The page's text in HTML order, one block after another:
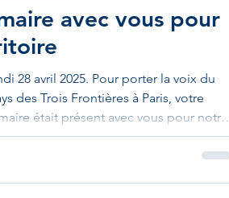
avec vous pour
28 avril 2025. Pour porter la voix du
des Trois Frontières à Paris, votre
était présent avec vous pour notre
avec vous à Altkirch Dimanche
le souvenir des victimes de la